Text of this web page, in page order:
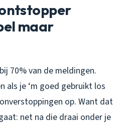
maar
70% van de meldingen.
als je ‘m goed gebruikt los
op. Want dat
net na die draai onder je